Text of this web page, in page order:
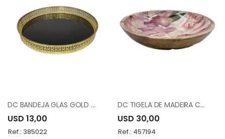
DC BANDEJA GLAS GOLD METAL FH190379L
USD 13,00
Ref.: 385022
DC TIGELA DE MADEIRA COM ESMALT 1555-22G
USD 30,00
Ref.: 457194